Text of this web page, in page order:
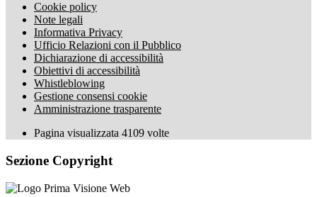
Cookie policy
Note legali
Informativa Privacy
Ufficio Relazioni con il Pubblico
Dichiarazione di accessibilità
Obiettivi di accessibilità
Whistleblowing
Gestione consensi cookie
Amministrazione trasparente
Pagina visualizzata 4109 volte
Sezione Copyright